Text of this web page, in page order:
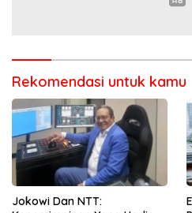
Rekomendasi untuk kamu
Jokowi Dan NTT: